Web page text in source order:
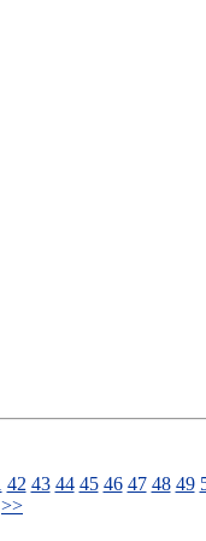
42 43 44 45 46 47 48 49
>>